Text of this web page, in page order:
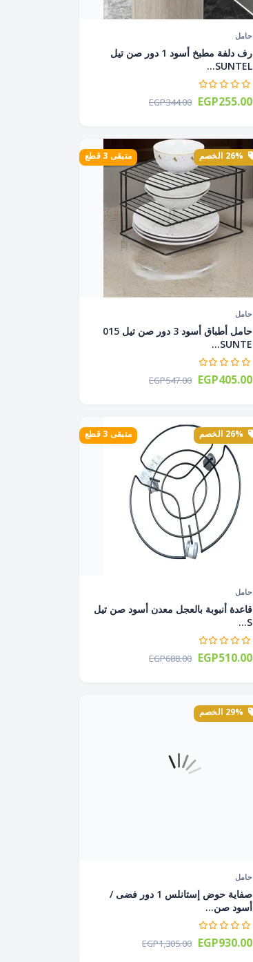
حامل
رف دلفة مطبخ أسود 1 دور صن تيل
SUNTEL...
EGP344.00 EGP255.00
متبقى 3 قطع
حامل
حامل أطباق أسود 3 دور صن تيل 015
SUNTE...
EGP547.00 EGP405.00
متبقى 3 قطع
حامل
قاعدة أنبوبة بالعجل معدن أسود صن تيل
S...
EGP688.00 EGP510.00
حامل
صفاية حوض إستانلس 1 دور فضى /
أسود صن...
EGP1,305.00 EGP930.00